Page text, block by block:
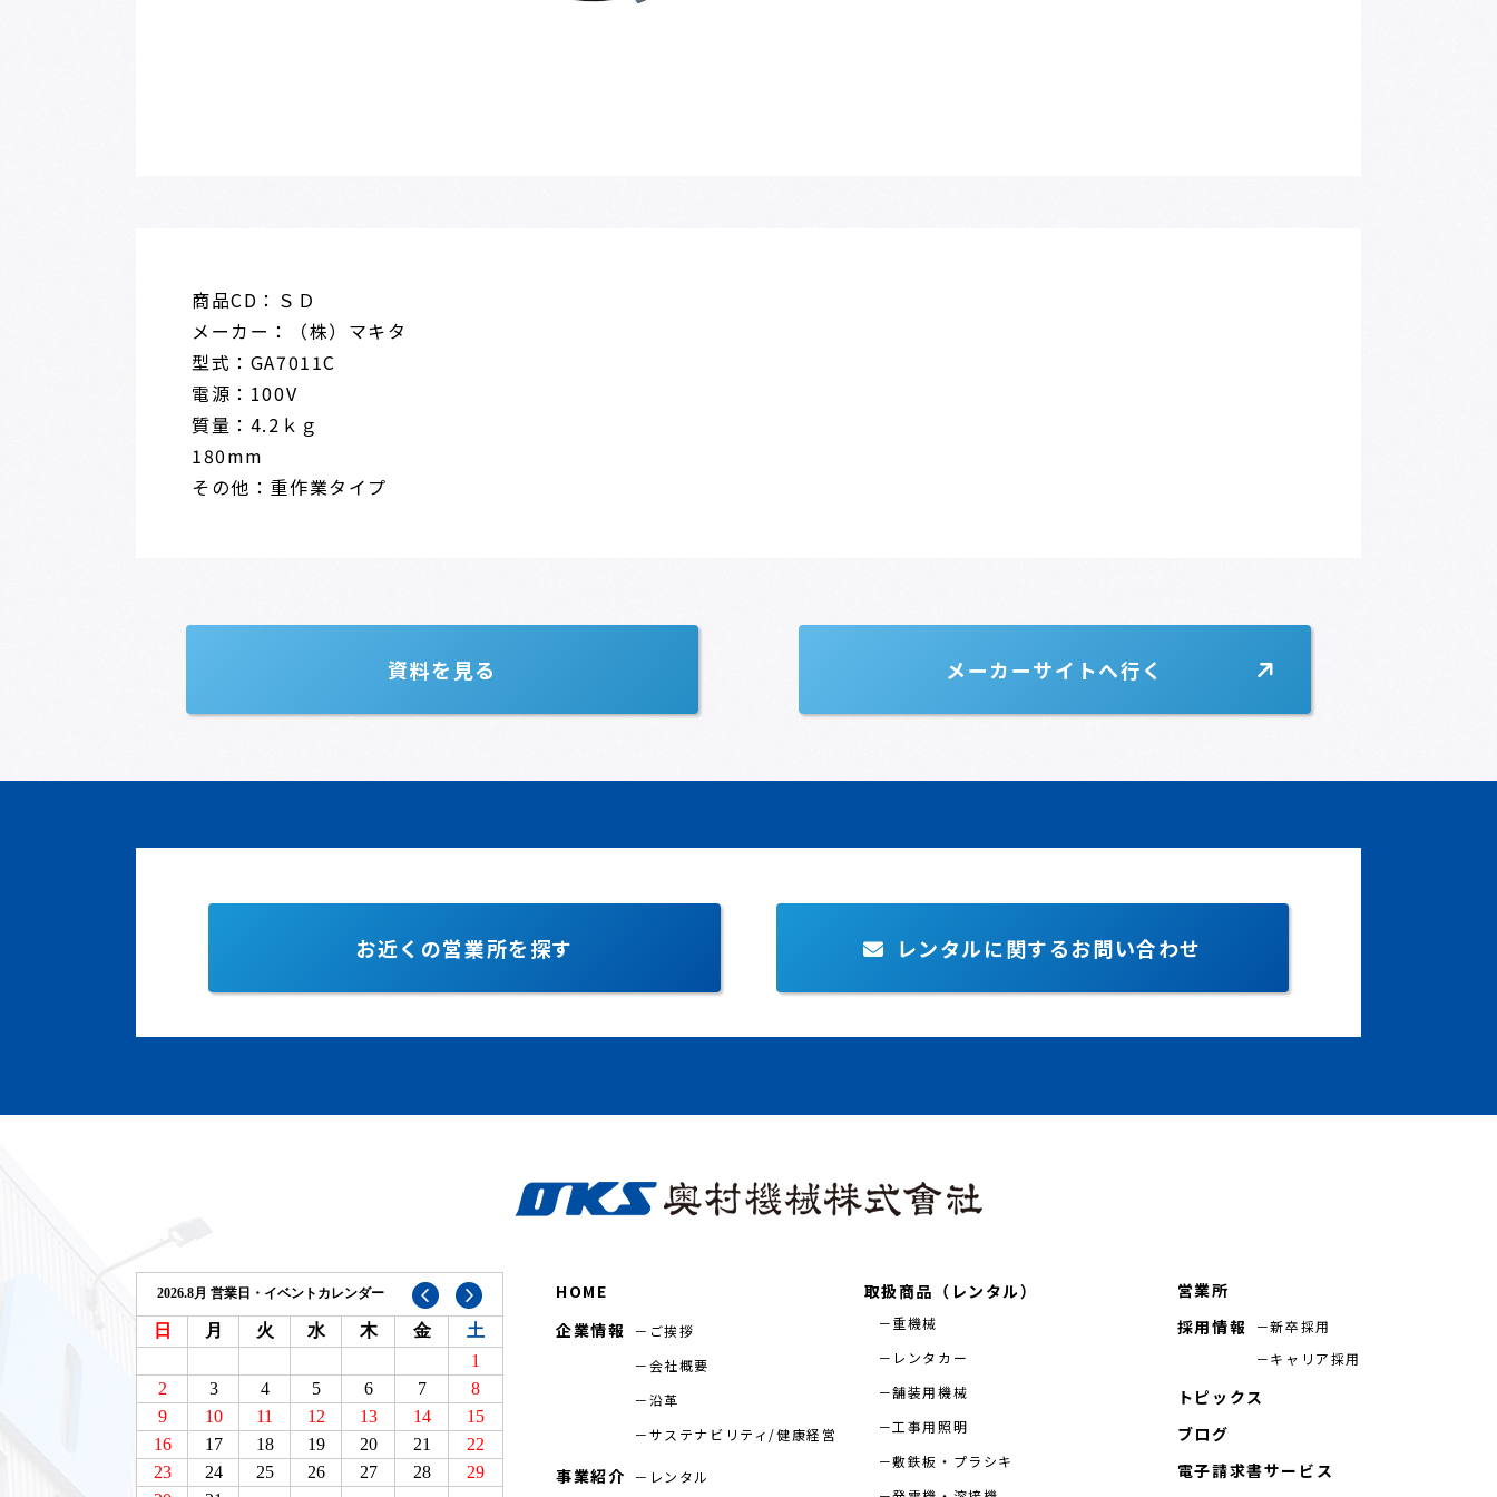
商品CD：ＳＤ
メーカー：（株）マキタ
型式：GA7011C
電源：100V
質量：4.2ｋｇ
180mm
その他：重作業タイプ
資料を見る メーカーサイトへ行く
お近くの営業所を探す レンタルに関するお問い合わせ
HOME
企業情報
ご挨拶
会社概要
沿革
サステナビリティ/健康経営
事業紹介 レンタル
取扱商品（レンタル）
重機械
レンタカー
舗装用機械
工事用照明
敷鉄板・プラシキ
営業所
採用情報
新卒採用
キャリア採用
トピックス
ブログ
電子請求書サービス